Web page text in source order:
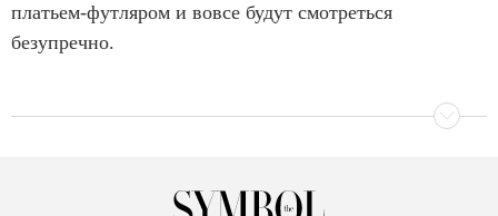
платьем-футляром и вовсе будут смотреться
безупречно.